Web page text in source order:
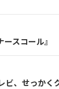
スコール』
ビ、せっかく